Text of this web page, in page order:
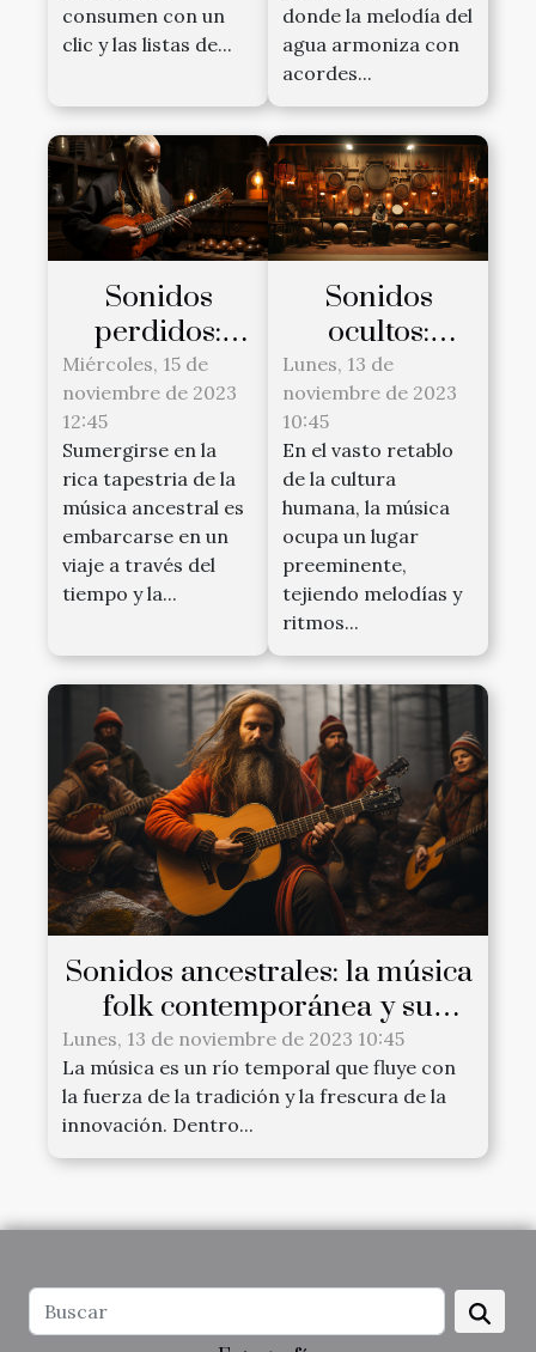
consumen con un
clic y las listas de...
donde la melodía del
agua armoniza con
acordes...
Sonidos
perdidos:
rescate de
instrumentos
musicales
ancestrales
Miércoles, 15 de
noviembre de 2023
12:45
Sumergirse en la
rica tapestria de la
música ancestral es
embarcarse en un
viaje a través del
tiempo y la...
Sonidos
ocultos:
Instrumentos
ancestrales
renacen
Lunes, 13 de
noviembre de 2023
10:45
En el vasto retablo
de la cultura
humana, la música
ocupa un lugar
preeminente,
tejiendo melodías y
ritmos...
Sonidos ancestrales: la música
folk contemporánea y su
renacer
Lunes, 13 de noviembre de 2023 10:45
La música es un río temporal que fluye con
la fuerza de la tradición y la frescura de la
innovación. Dentro...